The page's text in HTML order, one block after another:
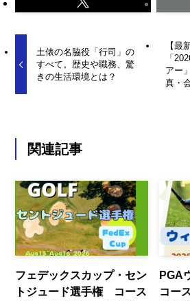
土俵の名脇役「行司」の
すべて。歴史や職務、驚
きの生活環境とは？
【最
「
アー
真・
関連記事
フェデックスカップ・セン
トジュード選手権 コース
PGA
コー